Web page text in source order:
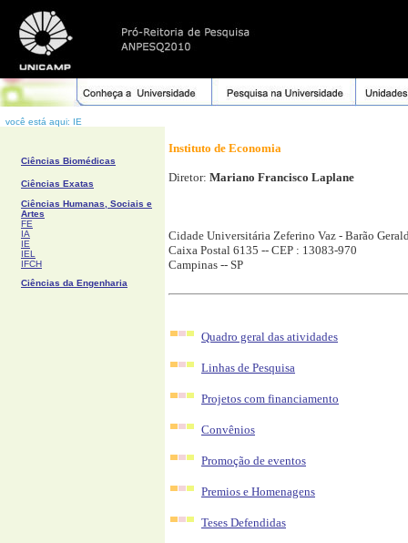
você está aqui: IE
Ciências Biomédicas
Ciências Exatas
Ciências Humanas, Sociais e
Artes
FE
IA
IE
IEL
IFCH
Ciências da Engenharia
Instituto de Economia
Diretor: Mariano Francisco Laplane
Cidade Universitária Zeferino Vaz - Barão
Caixa Postal 6135 -- CEP : 13083-970
Campinas -- SP
Quadro geral das atividades
Linhas de Pesquisa
Projetos com financiamento
Convênios
Promoção de eventos
Premios e Homenagens
Teses Defendidas